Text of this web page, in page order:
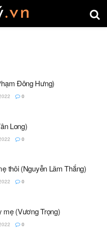
Đông Hưng)
0
Long)
0
thôi (Nguyễn Lãm Thắng)
0
mẹ (Vương Trọng)
0